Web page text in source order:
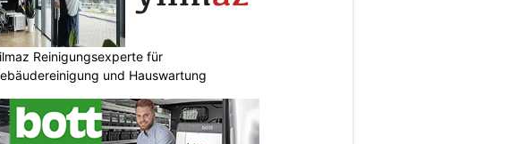
Reinigungsexperte für
und Hauswartung